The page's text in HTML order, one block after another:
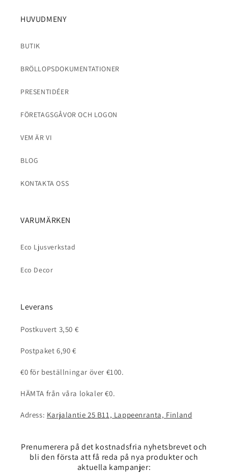
HUVUDMENY
BUTIK
BRÖLLOPSDOKUMENTATIONER
PRESENTIDÉER
FÖRETAGSGÅVOR OCH LOGON
VEM ÄR VI
BLOG
KONTAKTA OSS
VARUMÄRKEN
Eco Ljusverkstad
Eco Decor
Leverans
Postkuvert 3,50 €
Postpaket 6,90 €
€0 för beställningar över €100.
HÄMTA från våra lokaler €0.
Adress: Karjalantie 25 B11, Lappeenranta, Finland
Prenumerera på det kostnadsfria nyhetsbrevet och
bli den första att få reda på nya produkter och
aktuella kampanjer: